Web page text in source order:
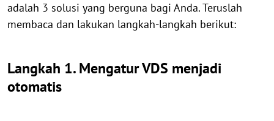
adalah 3 solusi yang berguna bagi Anda. Teruslah
membaca dan lakukan langkah-langkah berikut:
Langkah 1. Mengatur VDS menjadi
otomatis